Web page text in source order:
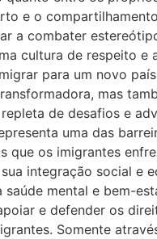
e o
a combater
cultura de respeito e
para um novo
mas
de desafios e
uma das
que os imigrantes
integração social e
saúde mental e bem-
e defender os
Somente